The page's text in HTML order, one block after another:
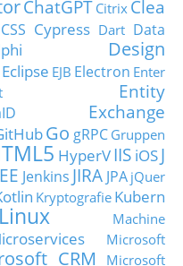
ChatGPT Citrix Clea
CSS Cypress Dart Data
Design
Eclipse EJB Electron Enter
Entity
Exchange
Go gRPC Gruppen
HyperVIIS iOSJ
Jenkins JIRA JPA jQuer
Kryptografie Kubern
Linux
Machine
Microsoft
CRM
Microsoft